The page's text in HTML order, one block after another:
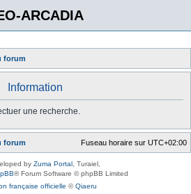
ARCADIA
forum
Information
une recherche.
forum Fuseau horaire sur UTC+02:00
by Zuma Portal , Turaiel,
® Forum Software © phpBB Limited
française officielle ©Qiaeru